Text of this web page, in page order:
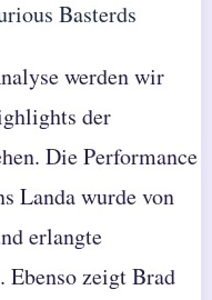
werden wir
der
Die Performance
Landa wurde von
erlangte
zeigt Brad